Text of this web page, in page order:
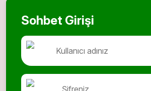
Sohbet Girişi